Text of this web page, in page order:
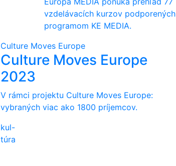
vzdelávacích kurzov podporených
programom KE MEDIA.
Culture Moves Europe
Culture Moves Europe
2023
V rámci projektu Culture Moves Europe:
vybraných viac ako 1800 príjemcov.
kul-
túra